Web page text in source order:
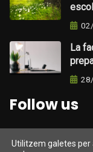
La
Follow us
Utilitzem galetes per